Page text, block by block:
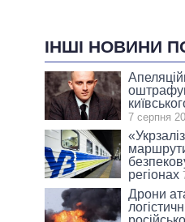
ІНШІ НОВИНИ
7 серпня
регіонах
Дрони